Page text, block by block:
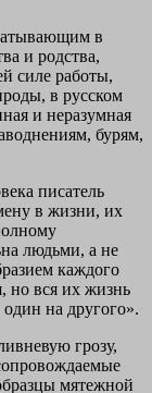
в
и родства,
силе работы,
в русском
и неразумная
бурям,
писатель
в жизни, их
людьми, а не
каждого
но вся их жизнь
на другого».
грозу,
мятежной